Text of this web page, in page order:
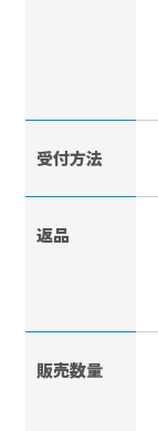
受付方法
返品
販売数量